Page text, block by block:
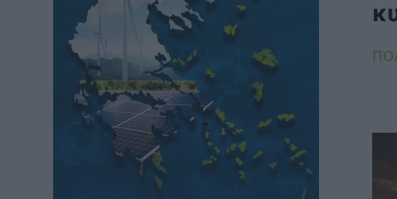
εκπαιδευτικών – Πήγε “περίπατο” η Ρήτρα
Δίκαιης Μετάβασης
ΠΟΛΙΤΙΚΗ 06/08/2026 - 13:25
Σταύρος Παπασταύρου: Η συμφωνία
δημιουργεί νέα και ισχυρή δυναμική για την
υλοποίηση του GSI
06/08/2026 - 12:46
Υποβλήθηκε το αίτημα για την